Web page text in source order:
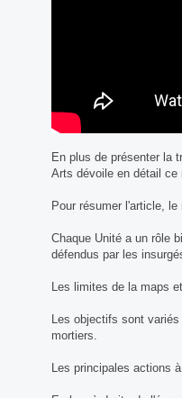
En plus de présenter la
Arts dévoile en détail ce
Pour résumer l'article,
Chaque Unité a un rôle
défendus par les
Les limites de la maps
Les objectifs sont
mortiers.
Les principales actions